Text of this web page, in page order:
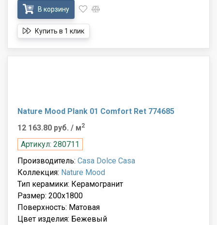
В корзину
Купить в 1 клик
Nature Mood Plank 01 Comfort Ret 774685
12 163.80 руб. / м2
Артикул: 280711
Производитель: Casa Dolce Casa
Коллекция: Nature Mood
Тип керамики: Керамогранит
Размер: 200x1800
Поверхность: Матовая
Цвет изделия: Бежевый